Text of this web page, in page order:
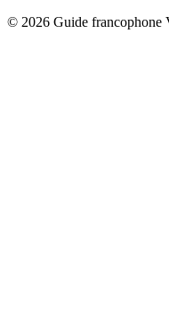
© 2026 Guide francophone